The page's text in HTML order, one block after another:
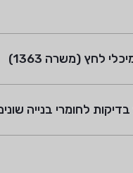
לחומרי בנייה שונים